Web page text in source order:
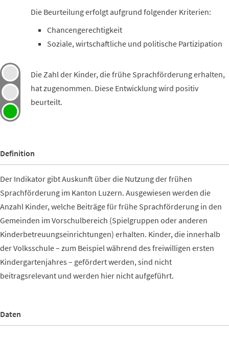
Die Beurteilung erfolgt aufgrund folgender Kriterien:
Chancengerechtigkeit
Soziale, wirtschaftliche und politische Partizipation
Die Zahl der Kinder, die frühe Sprachförderung erhalten,
hat zugenommen. Diese Entwicklung wird positiv
beurteilt.
Definition
Der Indikator gibt Auskunft über die Nutzung der frühen
Sprachförderung im Kanton Luzern. Ausgewiesen werden die
Anzahl Kinder, welche Beiträge für frühe Sprachförderung in den
Gemeinden im Vorschulbereich (Spielgruppen oder anderen
Kinderbetreuungseinrichtungen) erhalten. Kinder, die innerhalb
der Volksschule – zum Beispiel während des freiwilligen ersten
Kindergartenjahres – gefördert werden, sind nicht
beitragsrelevant und werden hier nicht aufgeführt.
Daten